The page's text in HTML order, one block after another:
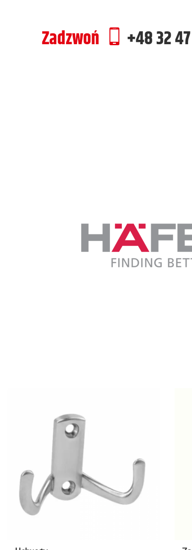
Zadzwoń +48 32